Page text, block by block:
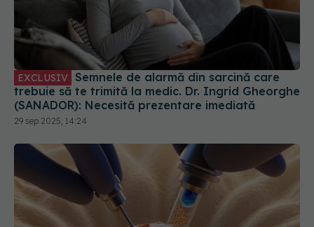
EXCLUSIV
trebuie să te trimită la medic. Dr. Ingrid Gheorghe
(SANADOR): Necesită prezentare imediată
29 sep 2025, 14:24